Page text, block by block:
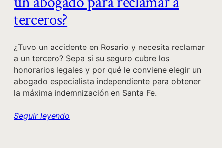
terceros?
¿Tuvo un accidente en Rosario y necesita reclamar
a un tercero? Sepa si su seguro cubre los
honorarios legales y por qué le conviene elegir un
abogado especialista independiente para obtener
la máxima indemnización en Santa Fe.
Seguir leyendo